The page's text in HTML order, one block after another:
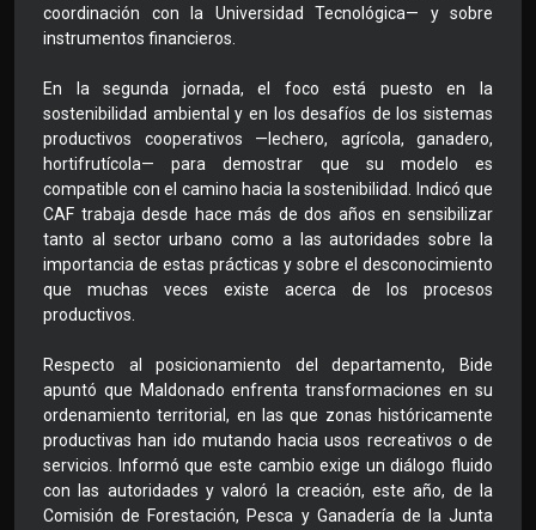
coordinación con la Universidad Tecnológica— y sobre
instrumentos financieros.
En la segunda jornada, el foco está puesto en la
sostenibilidad ambiental y en los desafíos de los sistemas
productivos cooperativos —lechero, agrícola, ganadero,
hortifrutícola— para demostrar que su modelo es
compatible con el camino hacia la sostenibilidad. Indicó que
CAF trabaja desde hace más de dos años en sensibilizar
tanto al sector urbano como a las autoridades sobre la
importancia de estas prácticas y sobre el desconocimiento
que muchas veces existe acerca de los procesos
productivos.
Respecto al posicionamiento del departamento, Bide
apuntó que Maldonado enfrenta transformaciones en su
ordenamiento territorial, en las que zonas históricamente
productivas han ido mutando hacia usos recreativos o de
servicios. Informó que este cambio exige un diálogo fluido
con las autoridades y valoró la creación, este año, de la
Comisión de Forestación, Pesca y Ganadería de la Junta